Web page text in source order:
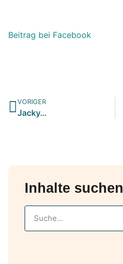
Beitrag bei Facebook
VORIGER
Jacky…
Inhalte suchen